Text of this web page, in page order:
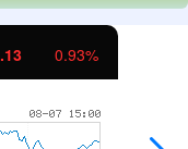
0.93%